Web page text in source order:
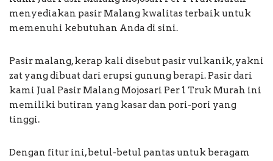
menyediakan pasir Malang kwalitas terbaik untuk
memenuhi kebutuhan Anda di sini.
Pasir malang, kerap kali disebut pasir vulkanik, yakni
zat yang dibuat dari erupsi gunung berapi. Pasir dari
kami Jual Pasir Malang Mojosari Per 1 Truk Murah ini
memiliki butiran yang kasar dan pori-pori yang
tinggi.
Dengan fitur ini, betul-betul pantas untuk beragam